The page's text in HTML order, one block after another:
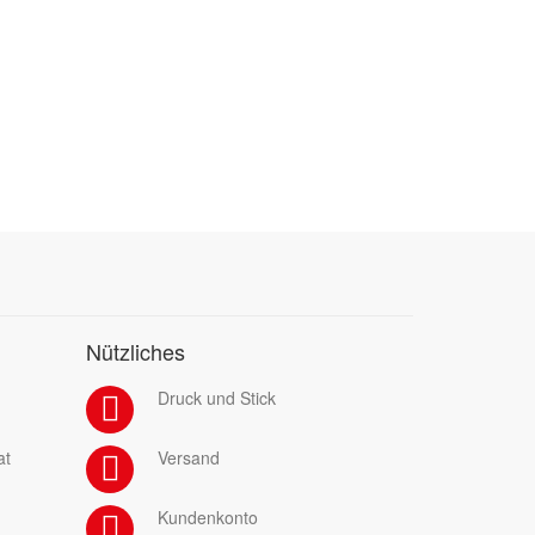
Nützliches
Druck und Stick
Versand
Kundenkonto